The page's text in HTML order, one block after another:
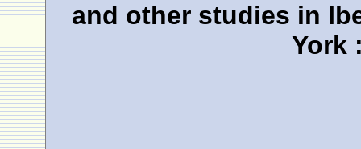
and other studies in
York